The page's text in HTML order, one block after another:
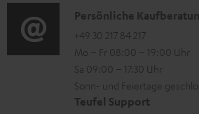
u
n
t
e
r
t
i
o
n
e
i
o
-
L
e
K
o
n
t
a
Persönliche
+49 30 217 84 217
Mo – Fr 08:00 – 19:00 Uhr
Sa 09:00 – 17:30 Uhr
Sonn- und Feiertage
Teufel Support